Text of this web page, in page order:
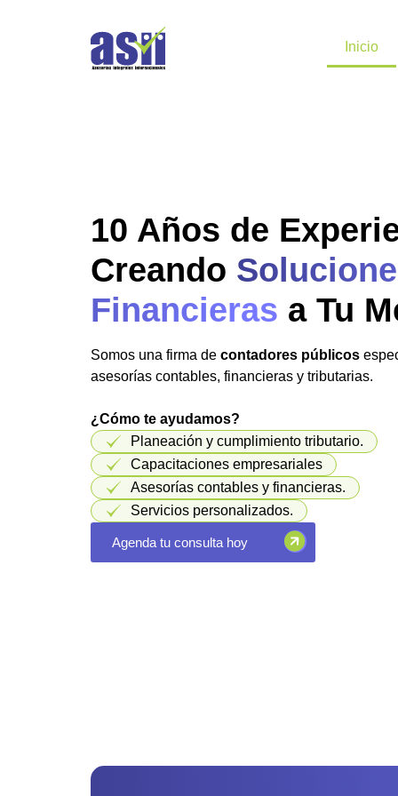
Inicio
10 Años de
Creando
Financieras a Tu
Somos una firma de contadores públicos
asesorías contables, financieras y tributarias.
¿Cómo te ayudamos?
Planeación y cumplimiento tributario.
Capacitaciones empresariales
Asesorías contables y financieras.
Servicios personalizados.
Agenda tu consulta hoy